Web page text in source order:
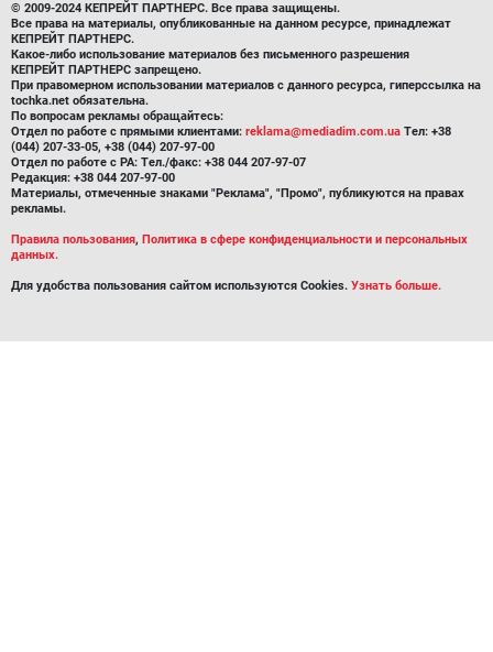
© 2009-2024 КЕПРЕЙТ ПАРТНЕРС. Все права защищены.
Все права на материалы, опубликованные на данном ресурсе, принадлежат
КЕПРЕЙТ ПАРТНЕРС.
Какое-либо использование материалов без письменного разрешения
КЕПРЕЙТ ПАРТНЕРС запрещено.
При правомерном использовании материалов с данного ресурса, гиперссылка на
tochka.net обязательна.
По вопросам рекламы обращайтесь:
Отдел по работе с прямыми клиентами: reklama@mediadim.com.ua Тел: +38
(044) 207-33-05, +38 (044) 207-97-00
Отдел по работе с РА: Тел./факс: +38 044 207-97-07
Редакция: +38 044 207-97-00
Материалы, отмеченные знаками "Реклама", "Промо", публикуются на правах
рекламы.
Правила пользования, Политика в сфере конфиденциальности и персональных
данных.
Для удобства пользования сайтом используются Cookies. Узнать больше.